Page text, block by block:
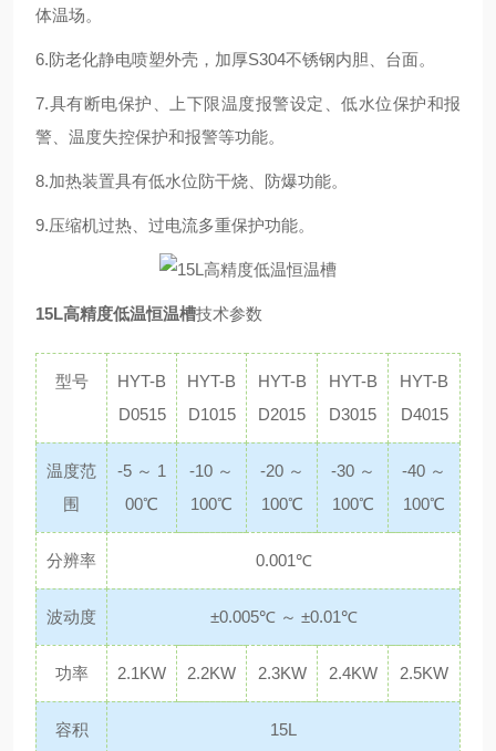
体温场。
6.防老化静电喷塑外壳，加厚S304不锈钢内胆、台面。
7.具有断电保护、上下限温度报警设定、低水位保护和报
警、温度失控保护和报警等功能。
8.加热装置具有低水位防干烧、防爆功能。
9.压缩机过热、过电流多重保护功能。
15L高精度低温恒温槽技术参数
型号
HYT-B
D0515
HYT-B
D1015
HYT-B
D2015
HYT-B
D3015
HYT-B
D4015
温度范
围
-5 ～ 1
00℃
-10 ～
100℃
-20 ～
100℃
-30 ～
100℃
-40 ～
100℃
分辨率 0.001℃
波动度 ±0.005℃ ～ ±0.01℃
功率 2.1KW 2.2KW 2.3KW 2.4KW 2.5KW
容积 15L